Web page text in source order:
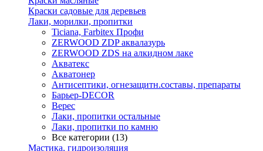
Краски садовые для деревьев
Лаки, морилки, пропитки
Ticiana, Farbitex Профи
ZERWOOD ZDP аквалазурь
ZERWOOD ZDS на алкидном лаке
Акватекс
Акватонер
Антисептики, огнезащитн.составы, препараты
Барьер-DECOR
Верес
Лаки, пропитки остальные
Лаки, пропитки по камню
Все категории (13)
Мастика, гидроизоляция